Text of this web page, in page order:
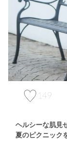
149
ヘルシーな肌見
夏のピクニック